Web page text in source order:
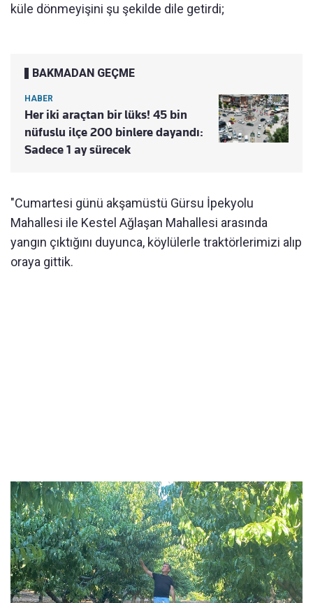
küle dönmeyişini şu şekilde dile getirdi;
BAKMADAN GEÇME
HABER
Her iki araçtan bir lüks! 45 bin
nüfuslu ilçe 200 binlere dayandı:
Sadece 1 ay sürecek
"Cumartesi günü akşamüstü Gürsu İpekyolu
Mahallesi ile Kestel Ağlaşan Mahallesi arasında
yangın çıktığını duyunca, köylülerle traktörlerimizi alıp
oraya gittik.